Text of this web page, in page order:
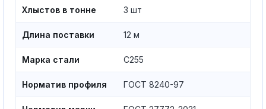
Хлыстов в тонне 3 шт
Длина поставки 12 м
Марка стали С255
Норматив профиля ГОСТ 8240-97